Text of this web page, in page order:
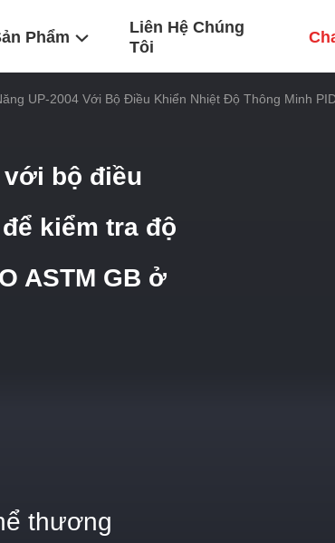
Phẩm
Liên Hệ Chúng
Tôi
UP-2004 Với Bộ Điều Khiển Nhiệt Độ Thông Minh
với bộ điều
kiểm tra độ
ASTM GB ở
thương